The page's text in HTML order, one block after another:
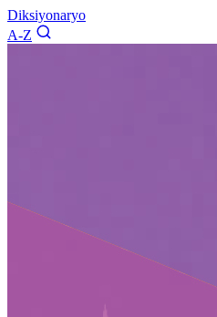
Diksiyonaryo
A-Z